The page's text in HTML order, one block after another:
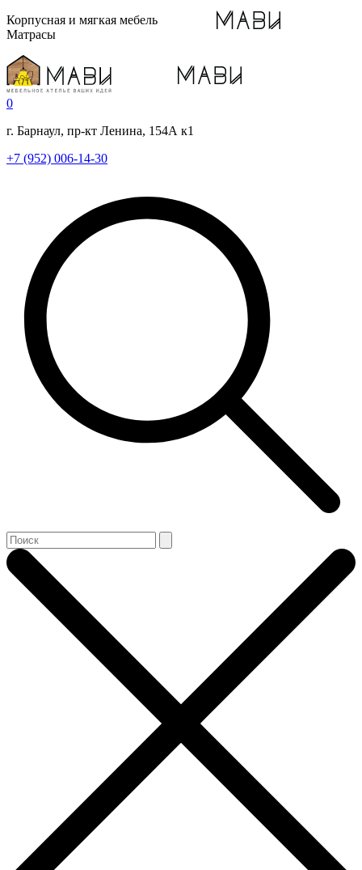
Корпусная и мягкая мебель
Матрасы
0
г. Барнаул, пр-кт Ленина, 154А к1
+7 (952) 006-14-30